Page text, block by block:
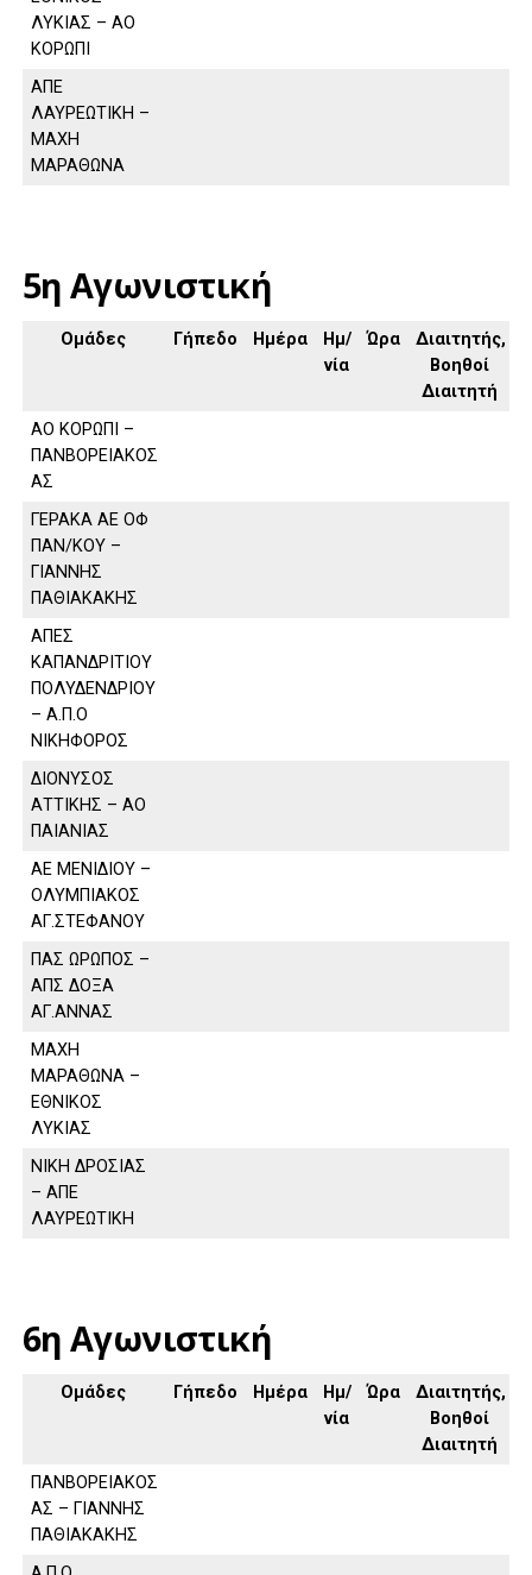
ΛΥΚΙΑΣ – ΑΟ
ΚΟΡΩΠΙ
ΑΠΕ
ΛΑΥΡΕΩΤΙΚΗ –
ΜΑΧΗ
ΜΑΡΑΘΩΝΑ
5η Αγωνιστική
Ομάδες Γήπεδο Ημέρα
Ημ/
νία
Ώρα
Διαιτητής,
Βοηθοί
Διαιτητή
ΑΟ ΚΟΡΩΠΙ –
ΠΑΝΒΟΡΕΙΑΚΟΣ
ΑΣ
ΓΕΡΑΚΑ ΑΕ ΟΦ
ΠΑΝ/ΚΟΥ –
ΓΙΑΝΝΗΣ
ΠΑΘΙΑΚΑΚΗΣ
ΑΠΕΣ
ΚΑΠΑΝΔΡΙΤΙΟΥ
ΠΟΛΥΔΕΝΔΡΙΟΥ
– Α.Π.Ο
ΝΙΚΗΦΟΡΟΣ
ΔΙΟΝΥΣΟΣ
ΑΤΤΙΚΗΣ – ΑΟ
ΠΑΙΑΝΙΑΣ
ΑΕ ΜΕΝΙΔΙΟΥ –
ΟΛΥΜΠΙΑΚΟΣ
ΑΓ.ΣΤΕΦΑΝΟΥ
ΠΑΣ ΩΡΩΠΟΣ –
ΑΠΣ ΔΟΞΑ
ΑΓ.ΑΝΝΑΣ
ΜΑΧΗ
ΜΑΡΑΘΩΝΑ –
ΕΘΝΙΚΟΣ
ΛΥΚΙΑΣ
ΝΙΚΗ ΔΡΟΣΙΑΣ
– ΑΠΕ
ΛΑΥΡΕΩΤΙΚΗ
6η Αγωνιστική
Ομάδες Γήπεδο Ημέρα
Ημ/
νία
Ώρα
Διαιτητής,
Βοηθοί
Διαιτητή
ΠΑΝΒΟΡΕΙΑΚΟΣ
ΑΣ – ΓΙΑΝΝΗΣ
ΠΑΘΙΑΚΑΚΗΣ